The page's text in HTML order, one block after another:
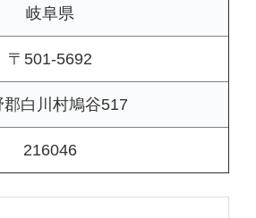
岐阜県
〒501-5692
郡白川村鳩谷517
216046